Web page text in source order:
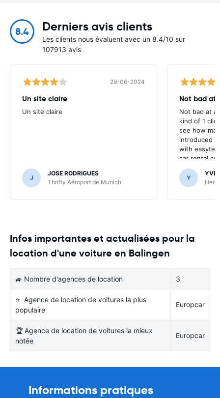
8.4 Derniers avis clients
Les clients nous évaluent avec un 8.4/10 sur
107913 avis
29-06-2024
Un site claire
Un site claire
J
JOSE RODRIGUES
Thrifty Aéroport de Munich
Not bad at
Not bad at
kind of 1
see how
introduced
with
car rental
Y
Infos importantes et actualisées pour la
location d'une voiture en Balingen
🚙 Nombre d'agences de location 3
⭐ Agence de location de voitures la plus
populaire
Europcar
🏆 Agence de location de voitures la mieux
notée
Europcar
Informations pratiques